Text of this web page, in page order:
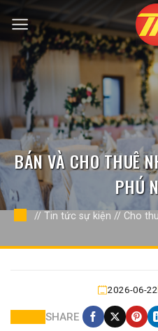
qua
nội
dung
BÁN VÀ CHO THUÊ
PHÚ
// Tin tức sự kiện // Cho
2026-06-22
SHARE